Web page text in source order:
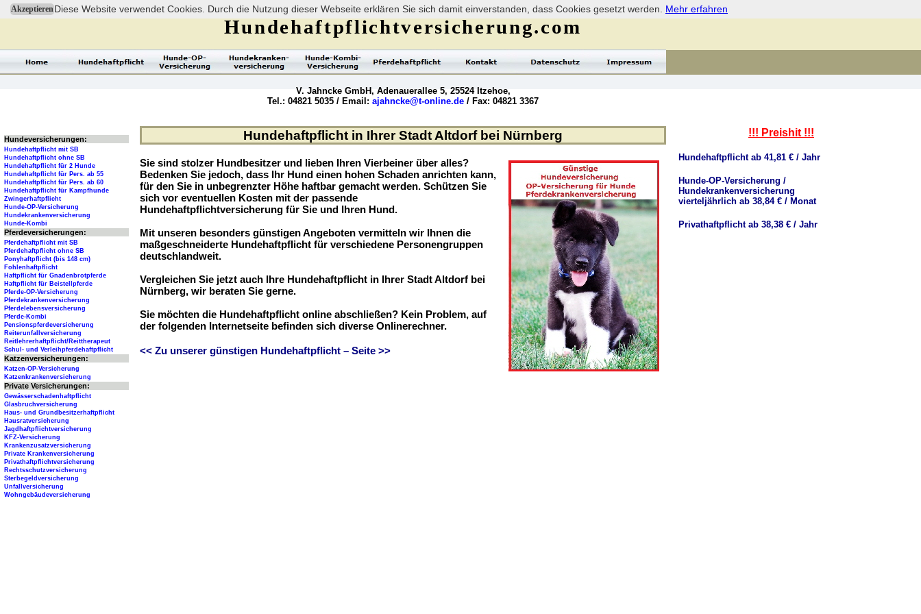
AkzeptierenDiese Website verwendet Cookies. Durch die Nutzung dieser Webseite erklären Sie sich damit einverstanden, dass Cookies gesetzt werden. Mehr erfahren
Hundehaftpflicht in Ihrer Stadt Altdorf bei Nürnberg
Sie sind stolzer Hundbesitzer und lieben Ihren Vierbeiner über alles?
Bedenken Sie jedoch, dass Ihr Hund einen hohen Schaden anrichten kann,
für den Sie in unbegrenzter Höhe haftbar gemacht werden. Schützen Sie
sich vor eventuellen Kosten mit der passende
Hundehaftpflichtversicherung für Sie und Ihren Hund.
Mit unseren besonders günstigen Angeboten vermitteln wir Ihnen die
maßgeschneiderte Hundehaftpflicht für verschiedene Personengruppen
deutschlandweit.
Vergleichen Sie jetzt auch Ihre Hundehaftpflicht in Ihrer Stadt Altdorf bei
Nürnberg, wir beraten Sie gerne.
Sie möchten die Hundehaftpflicht online abschließen? Kein Problem, auf
der folgenden Internetseite befinden sich diverse Onlinerechner.
<< Zu unserer günstigen Hundehaftpflicht – Seite >>
Hundehaftpflichtversicherung.com
V. Jahncke GmbH, Adenauerallee 5, 25524 Itzehoe,
Tel.: 04821 5035 / Email: ajahncke@t-online.de / Fax: 04821 3367
!!! Preishit !!!
Hundehaftpflicht ab 41,81 € / Jahr
Hunde-OP-Versicherung /
Hundekrankenversicherung
vierteljährlich ab 38,84 € / Monat
Privathaftpflicht ab 38,38 € / Jahr
Hundeversicherungen:
Hundehaftpflicht mit SB
Hundehaftpflicht ohne SB
Hundehaftpflicht für 2 Hunde
Hundehaftpflicht für Pers. ab 55
Hundehaftpflicht für Pers. ab 60
Hundehaftpflicht für Kampfhunde
Zwingerhaftpflicht
Hunde-OP-Versicherung
Hundekrankenversicherung
Hunde-Kombi
Pferdeversicherungen:
Pferdehaftpflicht mit SB
Pferdehaftpflicht ohne SB
Ponyhaftpflicht (bis 148 cm)
Fohlenhaftpflicht
Haftpflicht für Gnadenbrotpferde
Haftpflicht für Beistellpferde
Pferde-OP-Versicherung
Pferdekrankenversicherung
Pferdelebensversicherung
Pferde-Kombi
Pensionspferdeversicherung
Reiterunfallversicherung
Reitlehrerhaftpflicht/Reittherapeut
Schul- und Verleihpferdehaftpflicht
Katzenversicherungen:
Katzen-OP-Versicherung
Katzenkrankenversicherung
Private Versicherungen:
Gewässerschadenhaftpflicht
Glasbruchversicherung
Haus- und Grundbesitzerhaftpflicht
Hausratversicherung
Jagdhaftpflichtversicherung
KFZ-Versicherung
Krankenzusatzversicherung
Private Krankenversicherung
Privathaftpflichtversicherung
Rechtsschutzversicherung
Sterbegeldversicherung
Unfallversicherung
Wohngebäudeversicherung